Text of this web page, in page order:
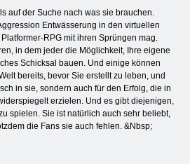
auf der Suche nach was sie brauchen.
Entwässerung in den virtuellen
RPG mit ihren Sprüngen mag.
in dem jeder die Möglichkeit, Ihre eigene
Schicksal bauen. Und einige können
bereits, bevor Sie erstellt zu leben, und
in sie, sondern auch für den Erfolg, die in
erzielen. Und es gibt diejenigen,
spielen. Sie ist natürlich auch sehr beliebt,
die Fans sie auch fehlen. &Nbsp;